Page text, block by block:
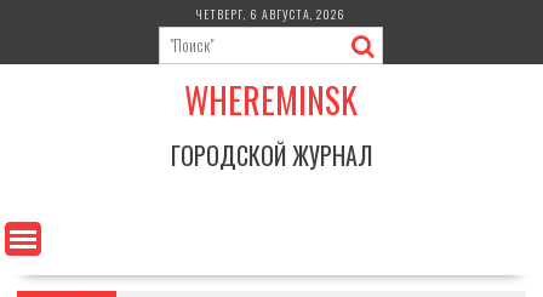
содержимому
ЧЕТВЕРГ, 6 АВГУСТА, 2026
WHEREMINSK
ГОРОДСКОЙ ЖУРНАЛ